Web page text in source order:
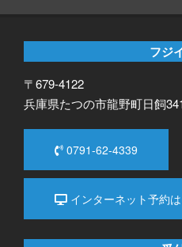
フジ
〒679-4122
兵庫県たつの市龍野町日飼
0791-62-4339
インターネット予約